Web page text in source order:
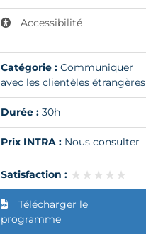
Accessibilité
Catégorie : Communiquer
avec les clientèles étrangères
Durée :30h
Prix INTRA :Nous consulter
Satisfaction : ★★★★★
★★★★★
Télécharger le
programme